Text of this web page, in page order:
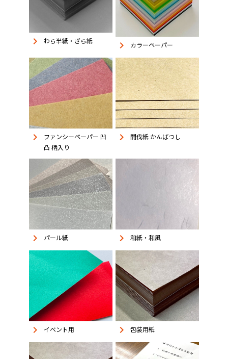
keyboard_arrow_right わら半紙・ざら紙 keyboard_arrow_right カラーペーパー
keyboard_arrow_right
ファンシーペーパー 凹
凸 柄入り
keyboard_arrow_right 間伐紙 かんばつし
keyboard_arrow_right パール紙 keyboard_arrow_right 和紙・和風
keyboard_arrow_right イベント用 keyboard_arrow_right 包装用紙